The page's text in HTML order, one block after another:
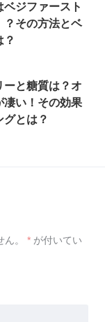
ベジファースト
？その方法とベ
？
ーと糖質は？オ
凄い！その効果
グとは？
。 * が付いてい